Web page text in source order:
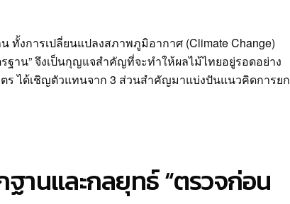
งการเปลี่ยนแปลงสภาพภูมิอากาศ (Climate Change)
าน” จึงเป็นกุญแจสำคัญที่จะทำให้ผลไม้ไทยอยู่รอดอย่าง
ตร ได้เชิญตัวแทนจาก 3 ส่วนสำคัญมาแบ่งปันแนวคิดการยก
ฐานและกลยุทธ์ “ตรวจก่อน